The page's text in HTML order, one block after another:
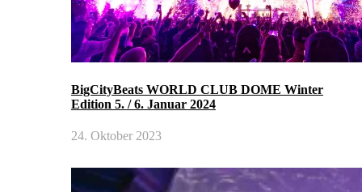
BigCityBeats WORLD CLUB DOME Winter
Edition 5. / 6. Januar 2024
24. Oktober 2023